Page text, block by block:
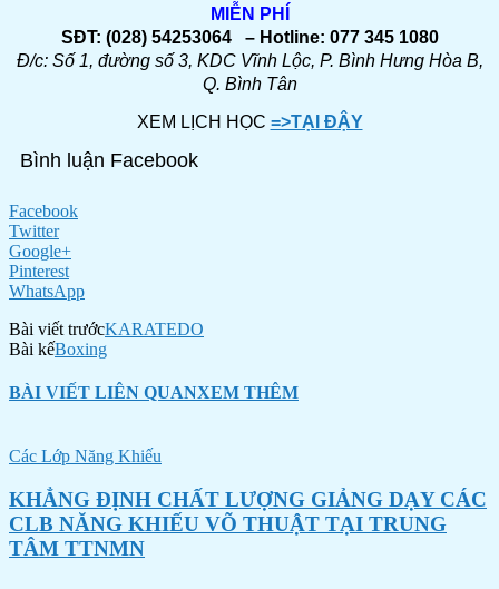
MIỄN PHÍ
SĐT: (028) 54253064 – Hotline: 077 345 1080
Đ/c: Số 1, đường số 3, KDC Vĩnh Lộc, P. Bình Hưng Hòa B,
Q. Bình Tân
XEM LỊCH HỌC =>TẠI ĐẬY
Bình luận Facebook
Facebook
Twitter
Google+
Pinterest
WhatsApp
Bài viết trướcKARATEDO
Bài kếBoxing
BÀI VIẾT LIÊN QUANXEM THÊM
Các Lớp Năng Khiếu
KHẲNG ĐỊNH CHẤT LƯỢNG GIẢNG DẠY CÁC
CLB NĂNG KHIẾU VÕ THUẬT TẠI TRUNG
TÂM TTNMN